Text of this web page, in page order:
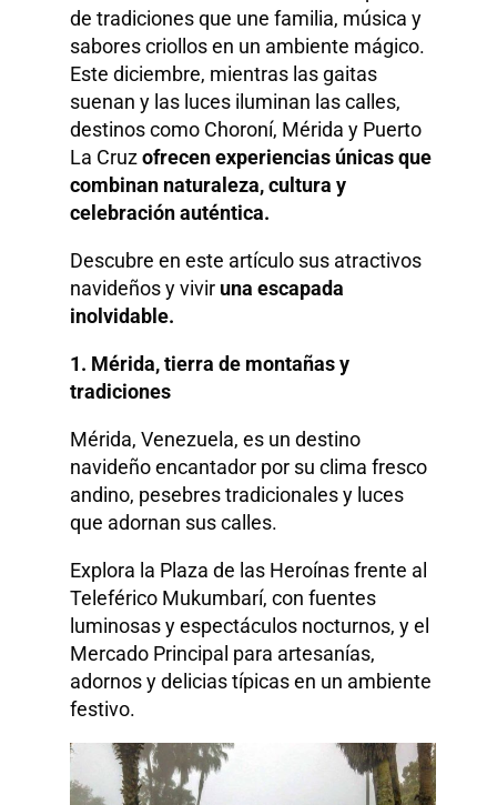
de tradiciones que une familia, música y
sabores criollos en un ambiente mágico.
Este diciembre, mientras las gaitas
suenan y las luces iluminan las calles,
destinos como Choroní, Mérida y Puerto
La Cruzofrecen experiencias únicas que
combinan naturaleza, cultura y
celebración auténtica.
Descubre en este artículo sus atractivos
navideños y vivir una escapada
inolvidable.
1. Mérida, tierra de montañas y
tradiciones
Mérida, Venezuela, es un destino
navideño encantador por su clima fresco
andino, pesebres tradicionales y luces
que adornan sus calles.
Explora la Plaza de las Heroínas frente al
Teleférico Mukumbarí, con fuentes
luminosas y espectáculos nocturnos, y el
Mercado Principal para artesanías,
adornos y delicias típicas en un ambiente
festivo.